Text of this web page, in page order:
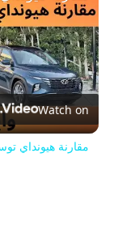
Watch on